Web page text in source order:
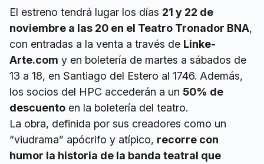
El estreno tendrá lugar los días 21 y 22 de
noviembre a las 20 en el Teatro Tronador BNA,
con entradas a la venta a través de Linke-
Arte.com y en boletería de martes a sábados de
13 a 18, en Santiago del Estero al 1746. Además,
los socios del HPC accederán a un 50% de
descuento en la boletería del teatro.
La obra, definida por sus creadores como un
“viudrama” apócrifo y atípico, recorre con
humor la historia de la banda teatral que